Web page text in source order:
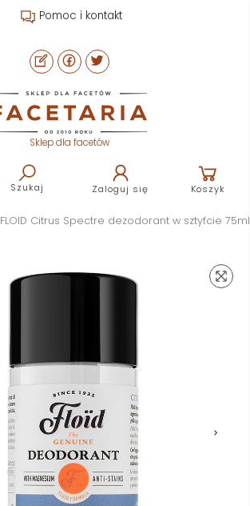
Pomoc i kontakt
Sklep dla facetów
Szukaj Zaloguj się Koszyk
FLOID Citrus Spectre dezodorant w sztyfcie 75ml